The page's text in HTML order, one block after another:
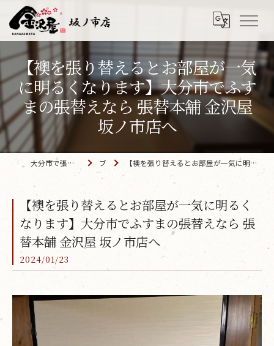
【襖を張り替えるとお部屋が一気
に明るくなります】大分市でふす
まの張替えなら 張替本舗 金沢屋
坂ノ市店へ
大分市で張替えなら「金沢屋 坂ノ市店」 ブログ 【襖を張り替えるとお部屋が一気に明るくなります】大分市でふすまの張替えなら 張替本舗 金沢屋 坂ノ市店へ
【襖を張り替えるとお部屋が一気に明るく
なります】大分市でふすまの張替えなら 張
替本舗 金沢屋 坂ノ市店へ
2024/01/23